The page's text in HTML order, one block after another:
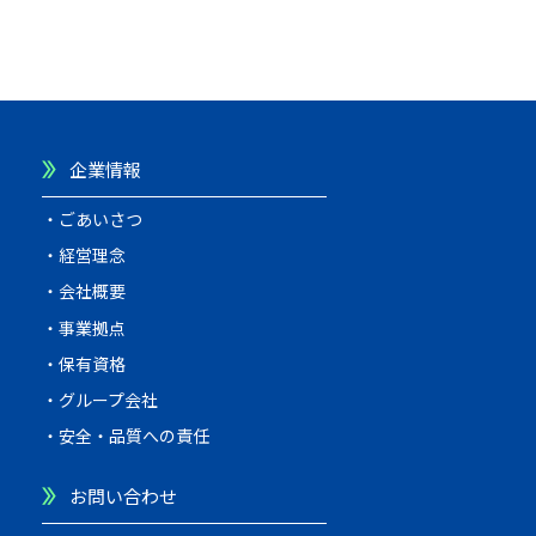
企業情報
ごあいさつ
経営理念
会社概要
事業拠点
保有資格
グループ会社
安全・品質への責任
お問い合わせ